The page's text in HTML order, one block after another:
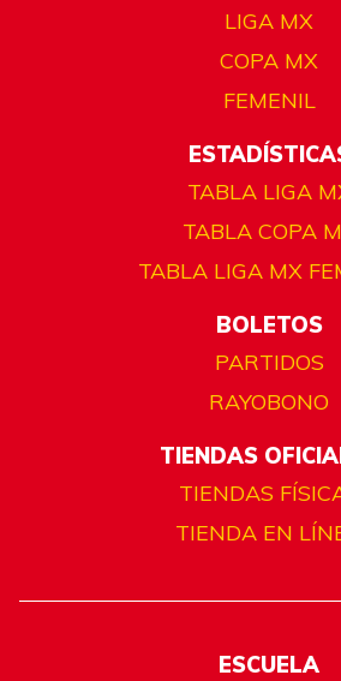
LIGA MX
COPA MX
FEMENIL
TABLA LIGA
TABLA COPA
TABLA LIGA MX
BOLETOS
PARTIDOS
RAYOBONO
TIENDAS
TIENDAS
TIENDA EN
ESCUELA